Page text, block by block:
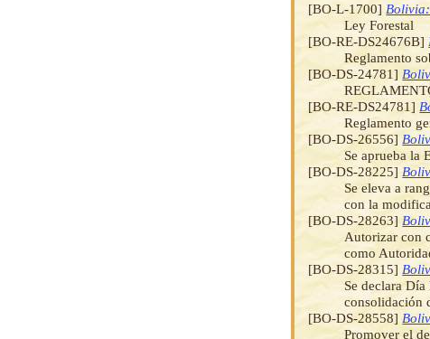
[BO-L-1700]
Ley Forestal
[BO-RE-DS24676B]
Reglamento
[BO-DS-24781]
[BO-RE-DS24781]
Reglamento
[BO-DS-26556]
Se aprueba la
[BO-DS-28225]
Se eleva a
con la
[BO-DS-28263]
Autorizar con
como
[BO-DS-28315]
Se declara
consolidación
[BO-DS-28558]
Promover el